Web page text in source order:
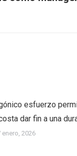
esfuerzo
dar fin a una
enero, 2026